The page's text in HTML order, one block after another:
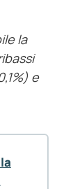
la
e